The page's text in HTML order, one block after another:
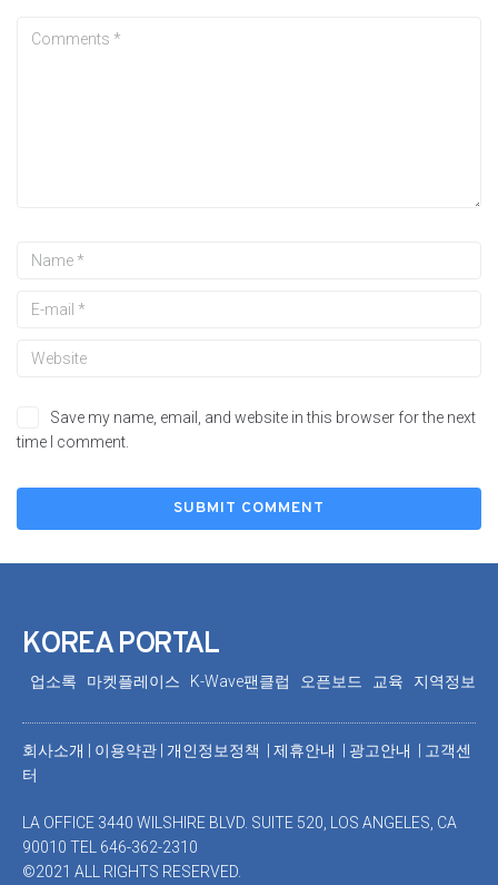
Save my name, email, and website in this browser for the next
time I comment.
KOREA PORTAL
업소록 마켓플레이스 K-Wave팬클럽 오픈보드 교육 지역정보
회사소개 이용약관 개인정보정책 | 제휴안내 | 광고안내
고객센
터
LA OFFICE 3440 WILSHIRE BLVD. SUITE 520, LOS ANGELES, CA
90010 TEL 646-362-2310
©2021 ALL RIGHTS RESERVED.